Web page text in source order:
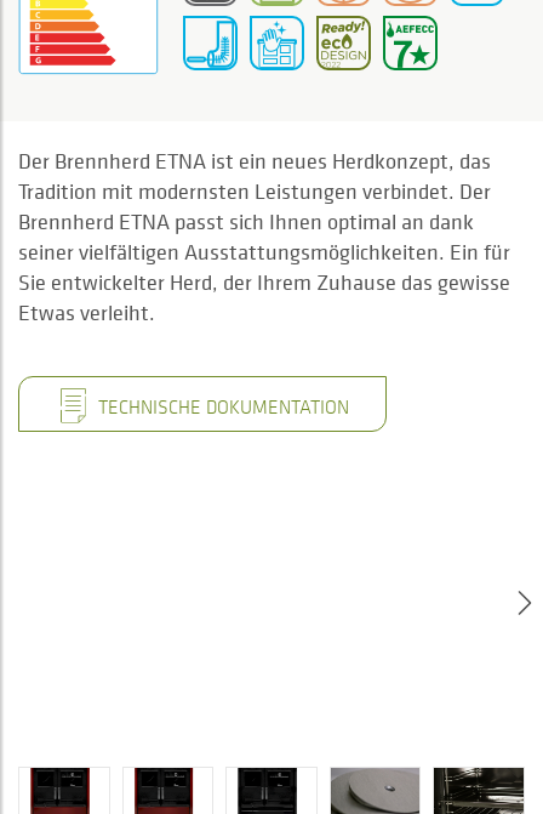
Der Brennherd ETNA ist ein neues Herdkonzept, das
Tradition mit modernsten Leistungen verbindet. Der
Brennherd ETNA passt sich Ihnen optimal an dank
seiner vielfältigen Ausstattungsmöglichkeiten. Ein für
Sie entwickelter Herd, der Ihrem Zuhause das gewisse
Etwas verleiht.
TECHNISCHE DOKUMENTATION